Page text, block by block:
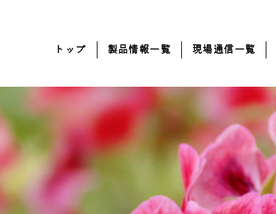
トップ 製品情報一覧 現場通信一覧